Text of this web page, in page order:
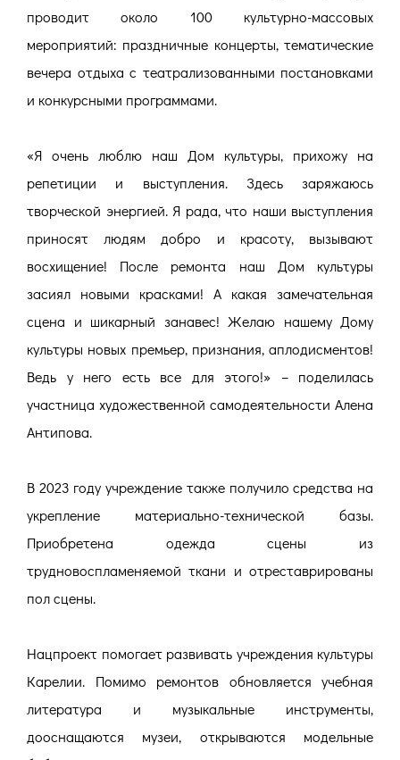
проводит около 100 культурно-массовых
мероприятий: праздничные концерты, тематические
вечера отдыха с театрализованными постановками
и конкурсными программами.
«Я очень люблю наш Дом культуры, прихожу на
репетиции и выступления. Здесь заряжаюсь
творческой энергией. Я рада, что наши выступления
приносят людям добро и красоту, вызывают
восхищение! После ремонта наш Дом культуры
засиял новыми красками! А какая замечательная
сцена и шикарный занавес! Желаю нашему Дому
культуры новых премьер, признания, аплодисментов!
Ведь у него есть все для этого!» – поделилась
участница художественной самодеятельности Алена
Антипова.
В 2023 году учреждение также получило средства на
укрепление материально-технической базы.
Приобретена одежда сцены из
трудновоспламеняемой ткани и отреставрированы
пол сцены.
Нацпроект помогает развивать учреждения культуры
Карелии. Помимо ремонтов обновляется учебная
литература и музыкальные инструменты,
дооснащаются музеи, открываются модельные